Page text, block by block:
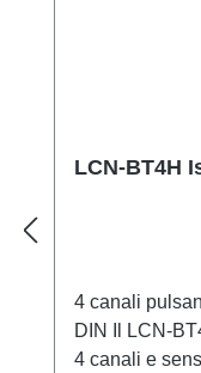
LCN-BT4H
4 canali
DIN Il LCN-
4 canali e